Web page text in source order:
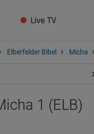
Live TV
Elberfelder Bibel Micha
1 (ELB)